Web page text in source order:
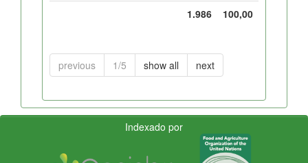
1.986
100,00
previous 1/5 show all next
Indexado por